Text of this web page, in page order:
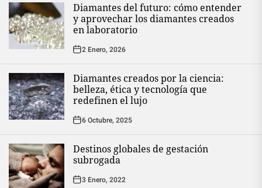
Diamantes del futuro: cómo entender
y aprovechar los diamantes creados
en laboratorio
2 Enero, 2026
Diamantes creados por la ciencia:
belleza, ética y tecnología que
redefinen el lujo
6 Octubre, 2025
Destinos globales de gestación
subrogada
3 Enero, 2022